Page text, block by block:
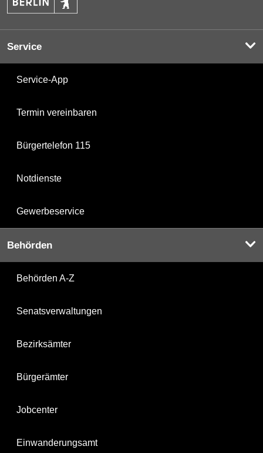
Service
Service-App
Termin vereinbaren
Bürgertelefon 115
Notdienste
Gewerbeservice
Behörden
Behörden A-Z
Senatsverwaltungen
Bezirksämter
Bürgerämter
Jobcenter
Einwanderungsamt